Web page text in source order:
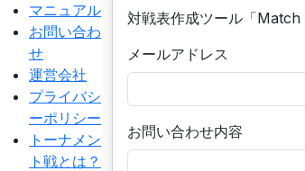
マニュアル
お問い合わ
せ
運営会社
プライバシ
ーポリシー
トーナメン
ト戦とは？
対戦表作成ツール「Match
メールアドレス
お問い合わせ内容